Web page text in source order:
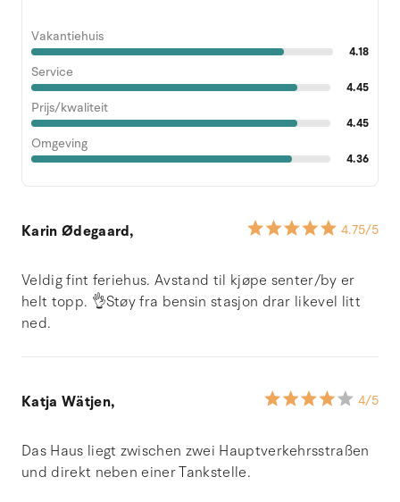
Vakantiehuis
4.18
Service
4.45
Prijs/kwaliteit
4.45
Omgeving
4.36
Karin Ødegaard, 4.75/5
Veldig fint feriehus. Avstand til kjøpe senter/by er
helt topp. 👌Støy fra bensin stasjon drar likevel litt
ned.
Katja Wätjen, 4/5
Das Haus liegt zwischen zwei Hauptverkehrsstraßen
und direkt neben einer Tankstelle.